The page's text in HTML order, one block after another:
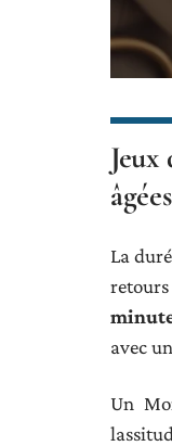
âgées
La
avec
Un